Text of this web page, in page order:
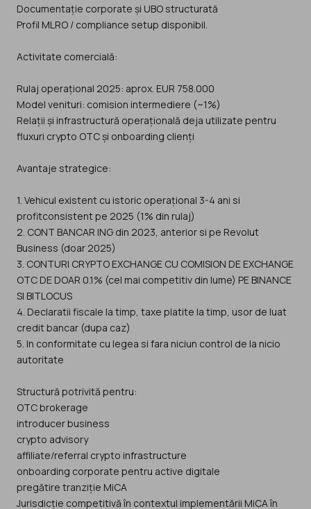
Documentație corporate și UBO structurată
Profil MLRO / compliance setup disponibil.
Activitate comercială:
Rulaj operațional 2025: aprox. EUR 758.000
Model venituri: comision intermediere (~1%)
Relații și infrastructură operațională deja utilizate pentru
fluxuri crypto OTC și onboarding clienți
Avantaje strategice:
1. Vehicul existent cu istoric operațional 3-4 ani si
profitconsistent pe 2025 (1% din rulaj)
2. CONT BANCAR ING din 2023, anterior si pe Revolut
Business (doar 2025)
3. CONTURI CRYPTO EXCHANGE CU COMISION DE EXCHANGE
OTC DE DOAR 0.1% (cel mai competitiv din lume) PE BINANCE
SI BITLOCUS
4. Declaratii fiscale la timp, taxe platite la timp, usor de luat
credit bancar (dupa caz)
5. In conformitate cu legea si fara niciun control de la nicio
autoritate
Structură potrivită pentru:
OTC brokerage
introducer business
crypto advisory
affiliate/referral crypto infrastructure
onboarding corporate pentru active digitale
pregătire tranziție MiCA
Jurisdicție competitivă în contextul implementării MiCA în